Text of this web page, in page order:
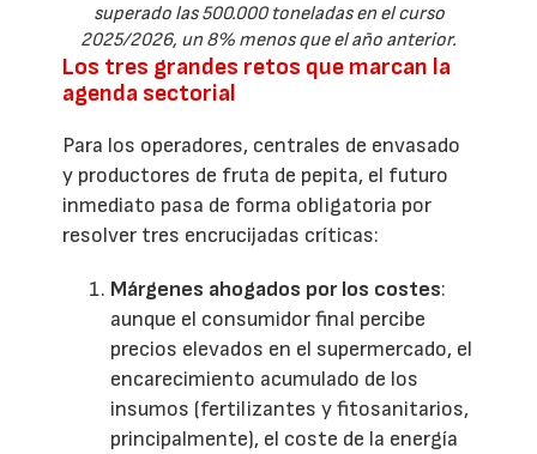
superado las 500.000 toneladas en el curso
2025/2026, un 8% menos que el año anterior.
Los tres grandes retos que marcan la
agenda sectorial
Para los operadores, centrales de envasado
y productores de fruta de pepita, el futuro
inmediato pasa de forma obligatoria por
resolver tres encrucijadas críticas:
Márgenes ahogados por los costes:
aunque el consumidor final percibe
precios elevados en el supermercado, el
encarecimiento acumulado de los
insumos (fertilizantes y fitosanitarios,
principalmente), el coste de la energía